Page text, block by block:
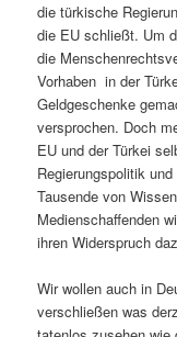
die türkische
die EU schließt. Um
die
Vorhaben in der
Geldgeschenke
versprochen. Doch
EU und der Türkei
Regierungspolitik
Tausende von
Medienschaffenden
ihren Widerspruch
Wir wollen auch in
verschließen was